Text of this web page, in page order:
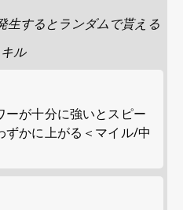
生するとランダムで貰える
ル
ーが十分に強いとスピー
ずかに上がる＜マイル/中